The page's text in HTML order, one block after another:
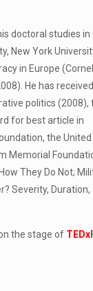
doctoral studies in
New York
in Europe (Cornell
He has
politics (2008),
for best article in
the
Memorial
They Do Not;
Severity, Duration,
the stage of TEDx